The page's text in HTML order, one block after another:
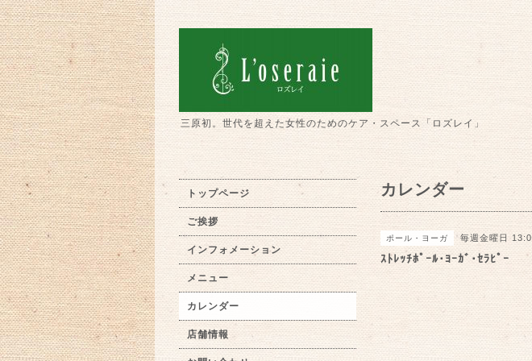
三原初。世代を超えた女性のためのケア・スペース「ロズレイ」
カレンダー
ポール・ヨーガ 毎週金曜日
ｽﾄﾚｯﾁﾎﾟｰﾙ･ﾖｰｶﾞ･ｾﾗﾋﾟｰ
トップページ
ご挨拶
インフォメーション
メニュー
カレンダー
店舗情報